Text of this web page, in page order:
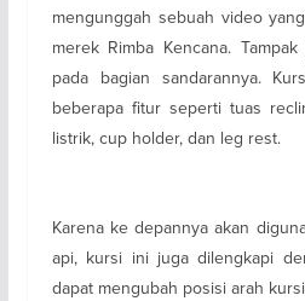
mengunggah sebuah video
merek Rimba Kencana.
pada bagian sandarannya.
beberapa fitur seperti tuas
listrik, cup holder, dan leg rest.
Karena ke depannya akan
api, kursi ini juga dilengkapi
dapat mengubah posisi arah